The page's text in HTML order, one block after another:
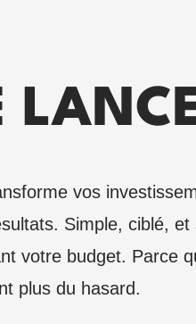
vos
Simple, ciblé,
votre budget. Parce
plus du hasard.